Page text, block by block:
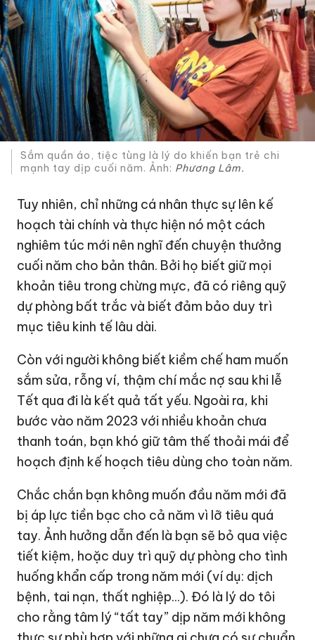
Sắm quần áo, tiệc tùng là lý do khiến bạn trẻ chi
mạnh tay dịp cuối năm. Ảnh: Phương Lâm.
Tuy nhiên, chỉ những cá nhân thực sự lên kế
hoạch tài chính và thực hiện nó một cách
nghiêm túc mới nên nghĩ đến chuyện thưởng
cuối năm cho bản thân. Bởi họ biết giữ mọi
khoản tiêu trong chừng mực, đã có riêng quỹ
dự phòng bất trắc và biết đảm bảo duy trì
mục tiêu kinh tế lâu dài.
Còn với người không biết kiềm chế ham muốn
sắm sửa, rỗng ví, thậm chí mắc nợ sau khi lễ
Tết qua đi là kết quả tất yếu. Ngoài ra, khi
bước vào năm 2023 với nhiều khoản chưa
thanh toán, bạn khó giữ tâm thế thoải mái để
hoạch định kế hoạch tiêu dùng cho toàn năm.
Chắc chắn bạn không muốn đầu năm mới đã
bị áp lực tiền bạc cho cả năm vì lỡ tiêu quá
tay. Ảnh hưởng dẫn đến là bạn sẽ bỏ qua việc
tiết kiệm, hoặc duy trì quỹ dự phòng cho tình
huống khẩn cấp trong năm mới (ví dụ: dịch
bệnh, tai nạn, thất nghiệp...). Đó là lý do tôi
cho rằng tâm lý “tất tay” dịp năm mới không